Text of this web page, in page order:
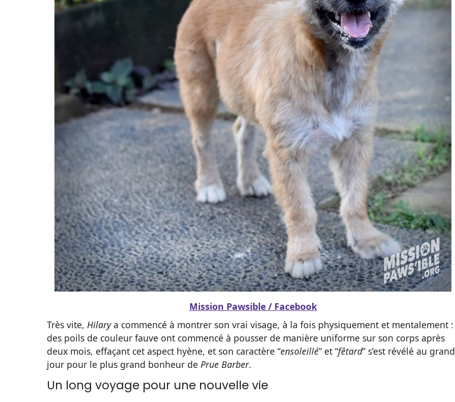
Mission Pawsible / Facebook
Très vite, Hilarya commencé à montrer son vrai visage, à la fois physiquement et mentalement :
des poils de couleur fauve ont commencé à pousser de manière uniforme sur son corps après
deux mois, effaçant cet aspect hyène, et son caractère “ensoleillé” et “fêtard” s’est révélé au grand
jour pour le plus grand bonheur de Prue Barber.
Un long voyage pour une nouvelle vie